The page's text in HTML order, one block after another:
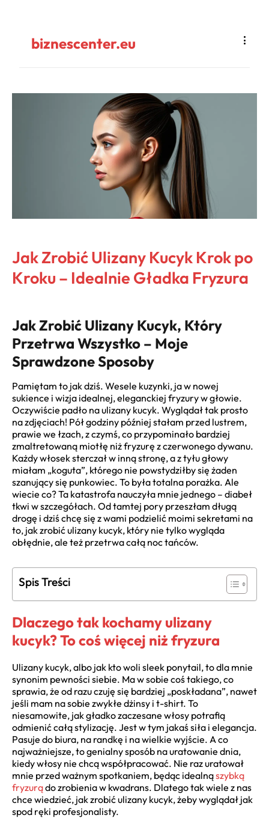
biznescenter.eu
Jak Zrobić Ulizany Kucyk Krok po
Kroku – Idealnie Gładka Fryzura
Jak Zrobić Ulizany Kucyk, Który
Przetrwa Wszystko – Moje
Sprawdzone Sposoby
Pamiętam to jak dziś. Wesele kuzynki, ja w nowej
sukience i wizja idealnej, eleganckiej fryzury w głowie.
Oczywiście padło na ulizany kucyk. Wyglądał tak prosto
na zdjęciach! Pół godziny później stałam przed lustrem,
prawie we łzach, z czymś, co przypominało bardziej
zmaltretowaną miotłę niż fryzurę z czerwonego dywanu.
Każdy włosek sterczał w inną stronę, a z tyłu głowy
miałam „koguta”, którego nie powstydziłby się żaden
szanujący się punkowiec. To była totalna porażka. Ale
wiecie co? Ta katastrofa nauczyła mnie jednego – diabeł
tkwi w szczegółach. Od tamtej pory przeszłam długą
drogę i dziś chcę się z wami podzielić moimi sekretami na
to, jak zrobić ulizany kucyk, który nie tylko wygląda
obłędnie, ale też przetrwa całą noc tańców.
Spis Treści
Dlaczego tak kochamy ulizany
kucyk? To coś więcej niż fryzura
Ulizany kucyk, albo jak kto woli sleek ponytail, to dla mnie
synonim pewności siebie. Ma w sobie coś takiego, co
sprawia, że od razu czuję się bardziej „poskładana”, nawet
jeśli mam na sobie zwykłe dżinsy i t-shirt. To
niesamowite, jak gładko zaczesane włosy potrafią
odmienić całą stylizację. Jest w tym jakaś siła i elegancja.
Pasuje do biura, na randkę i na wielkie wyjście. A co
najważniejsze, to genialny sposób na uratowanie dnia,
kiedy włosy nie chcą współpracować. Nie raz uratował
mnie przed ważnym spotkaniem, będąc idealnąszybką
fryzurądo zrobienia w kwadrans. Dlatego tak wiele z nas
chce wiedzieć, jak zrobić ulizany kucyk, żeby wyglądał jak
spod ręki profesjonalisty.